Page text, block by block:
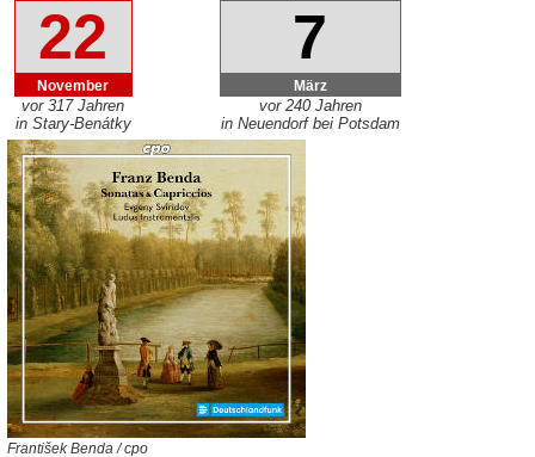
22
November
vor 317 Jahren
in Stary-Benátky
7
März
vor 240 Jahren
in Neuendorf bei Potsdam
František Benda / cpo